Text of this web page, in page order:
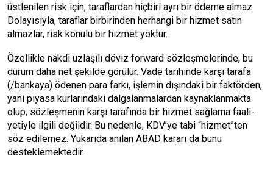
üstlenilen risk için, taraflar­dan hiçbiri ayrı bir ödeme almaz.
Dolayısıy­la, taraflar birbirinden herhangi bir hizmet satın
almazlar, risk konulu bir hizmet yoktur.
Özellikle nakdi uzlaşılı döviz forward söz­leşmelerinde, bu
durum daha net şekilde gö­rülür. Vade tarihinde karşı tarafa
(/bankaya) ödenen para farkı, işlemin dışındaki bir fak­törden,
yani piyasa kurlarındaki dalgalan­malardan kaynaklanmakta
olup, sözleşme­nin karşı tarafında bir hizmet sağlama faali­
yetiyle ilgili değildir. Bu nedenle, KDV’ye tabi “hizmet”ten
söz edilemez. Yukarıda anılan ABAD kararı da bunu
desteklemektedir.